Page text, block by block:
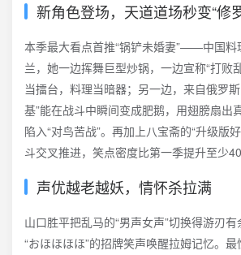
新角色登场，天道道场秒变“修
本季最大看点首推“锅铲未婚妻”——中国料
兰，她一边挥舞巨型炒锅，一边宣称“打败
当擂台，料理当暗器；另一边，来自俄罗
基”能在战斗中瞬间变成肥鹅，用翅膀扇出
陷入“对鸟苦战”。再加上八宝斋的“升级版
斗交叉推进，笑点密度比第一季提升至少
声优越老越妖，情怀杀拉满
山口胜平把乱马的“男声女声”切换得游刃
“おほほほほ”的招牌笑声唤醒拉姆记忆。